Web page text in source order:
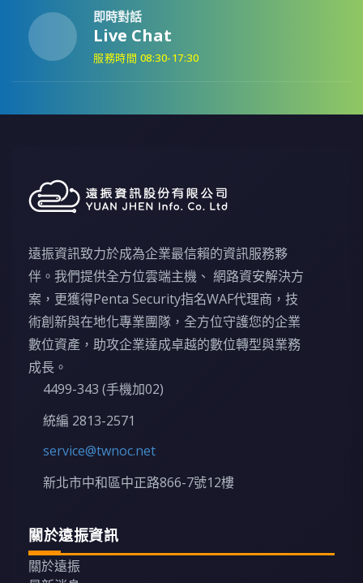
即時對話
Live Chat
服務時間 08:30-17:30
遠振資訊致力於成為企業最信賴的資訊服務夥
伴。我們提供全方位雲端主機、 網路資安解決方
案，更獲得Penta Security指名WAF代理商，技
術創新與在地化專業團隊，全方位守護您的企業
數位資產，助攻企業達成卓越的數位轉型與業務
成長。
4499-343 (手機加02)
統編 2813-2571
service@twnoc.net
新北市中和區中正路866-7號12樓
關於遠振資訊
關於遠振